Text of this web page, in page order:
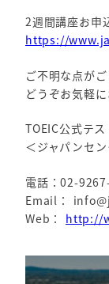
2週間講座お申
https://
ご不明な点が
どうぞお気軽
TOEIC公式テ
＜ジャパンセ
電話：02-
Email：
Web： http://